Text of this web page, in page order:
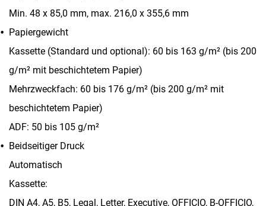
Min. 48 x 85,0 mm, max. 216,0 x 355,6 mm
Papiergewicht
Kassette (Standard und optional): 60 bis 163 g/m² (bis 200
g/m² mit beschichtetem Papier)
Mehrzweckfach: 60 bis 176 g/m² (bis 200 g/m² mit
beschichtetem Papier)
ADF: 50 bis 105 g/m²
Beidseitiger Druck
Automatisch
Kassette:
DIN A4, A5, B5, Legal, Letter, Executive, OFFICIO, B-OFFICIO,